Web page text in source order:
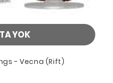
YOK
- Vecna (Rift)